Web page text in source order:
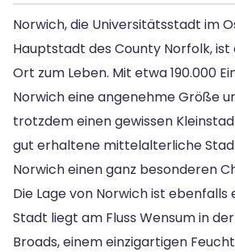
Norwich, die Universitätsstadt im
Hauptstadt des County Norfolk,
Ort zum Leben. Mit etwa 190.000
Norwich eine angenehme Größe
trotzdem einen gewissen
gut erhaltene mittelalterliche
Norwich einen ganz besonderen
Die Lage von Norwich ist ebenfalls
Stadt liegt am Fluss Wensum in
Broads, einem einzigartigen